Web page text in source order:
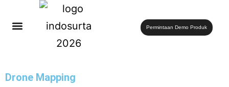
Permintaan Demo Produk
Drone Mapping